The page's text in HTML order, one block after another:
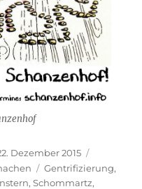
Dezember 2015
Schlagwörter
Gentrifizierung,
,Schommartz,